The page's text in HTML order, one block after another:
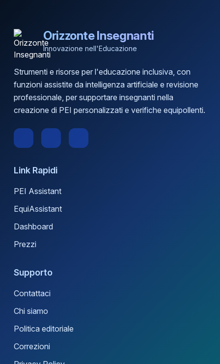
Orizzonte Insegnanti
Innovazione nell'Educazione
Strumenti e risorse per l'educazione inclusiva, con
funzioni assistite da intelligenza artificiale e revisione
professionale, per supportare insegnanti nella
creazione di PEI personalizzati e verifiche equipollenti.
Link Rapidi
PEI Assistant
EquiAssistant
Dashboard
Prezzi
Supporto
Contattaci
Chi siamo
Politica editoriale
Correzioni